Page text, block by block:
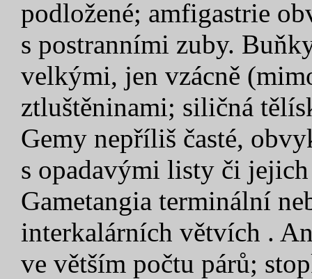
podložené; amfigastrie
s postranními zuby.
velkými, jen vzácně
ztluštěninami; siličná
Gemy nepříliš časté,
s opadavými listy či
Gametangia terminální
interkalárních větvích .
ve větším počtu párů;